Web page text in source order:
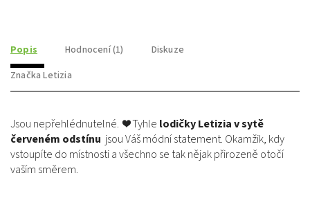
Popis Hodnocení (1)
Diskuze
Značka Letizia
Jsou nepřehlédnutelné. ❤️ Tyhle lodičky Letizia v sytě
červeném odstínu jsou Váš módní statement. Okamžik, kdy
vstoupíte do místnosti a všechno se tak nějak přirozeně otočí
vaším směrem.